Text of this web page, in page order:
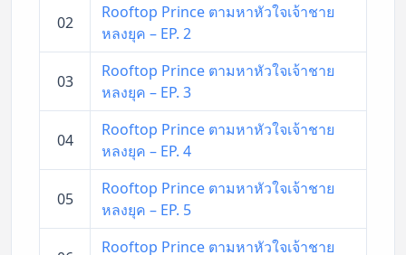
02
Rooftop Prince ตามหาหัวใจเจ้าชาย
หลงยุค – EP. 2
03
Rooftop Prince ตามหาหัวใจเจ้าชาย
หลงยุค – EP. 3
04
Rooftop Prince ตามหาหัวใจเจ้าชาย
หลงยุค – EP. 4
05
Rooftop Prince ตามหาหัวใจเจ้าชาย
หลงยุค – EP. 5
Rooftop Prince ตามหาหัวใจเจ้าชาย